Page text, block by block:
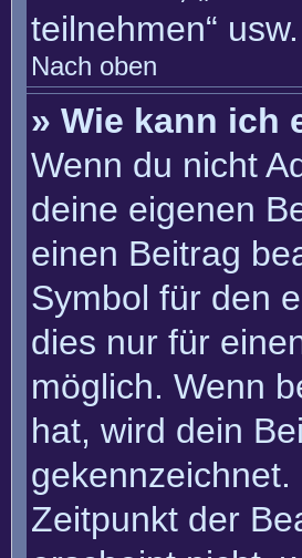
teilnehmen“ usw.
Nach oben
» Wie kann ich
Wenn du nicht
deine eigenen
einen Beitrag
Symbol für den
dies nur für
möglich. Wenn
hat, wird dein
Zeitpunkt der